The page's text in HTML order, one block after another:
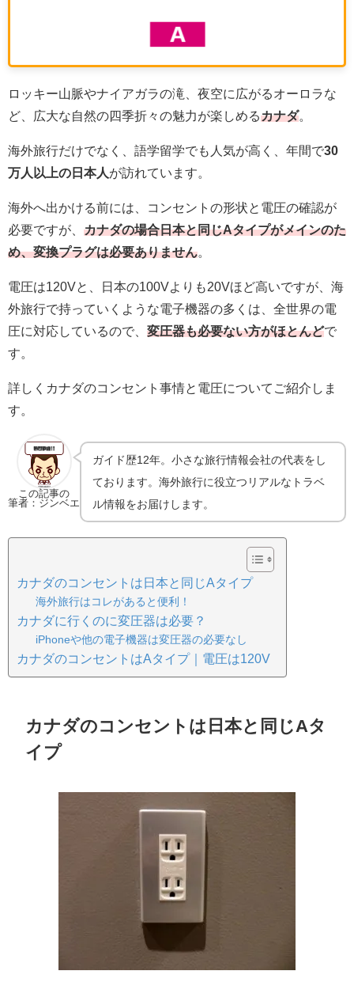
ロッキー山脈やナイアガラの滝、夜空に広がるオーロラな
ど、広大な自然の四季折々の魅力が楽しめるカナダ。
海外旅行だけでなく、語学留学でも人気が高く、年間で30
万人以上の日本人 が訪れています。
海外へ出かける前には、コンセントの形状と電圧の確認が
必要ですが、 カナダの場合日本と同じAタイプがメインのた
め、変換プラグは必要ありません
電圧は120Vと、日本の100Vよりも20Vほど高いですが、海
外旅行で持っていくような電子機器の多くは、全世界の電
圧に対応しているので、 変圧器も必要ない方がほとんどで
す。
詳しくカナダのコンセント事情と電圧についてご紹介しま
す。
この記事の
筆者：ジンベエ
ガイド歴12年。小さな旅行情報会社の代表をし
ております。海外旅行に役立つリアルなトラベ
ル情報をお届けします。
カナダのコンセントは日本と同じAタイプ
海外旅行はコレがあると便利！
カナダに行くのに変圧器は必要？
iPhoneや他の電子機器は変圧器の必要なし
カナダのコンセントはAタイプ｜電圧は120V
カナダのコンセントは日本と同じAタ
イプ